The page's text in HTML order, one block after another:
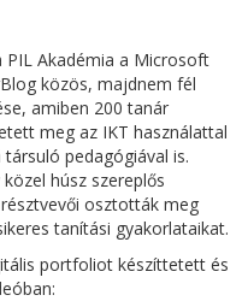
PIL Akadémia a Microsoft
közös, majdnem fél
amiben 200 tanár
meg az IKT használattal
társuló pedagógiával is.
húsz szereplős
osztották meg
tanítási gyakorlataikat.
portfoliot készíttetett és